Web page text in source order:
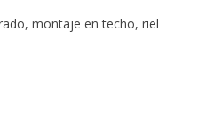
montaje en techo, riel